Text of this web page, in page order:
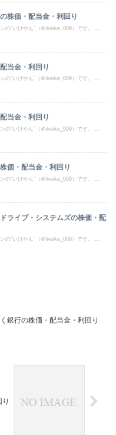
株価・配当金・利回り
の“いけやん”（＠ikeike_009）です。 ...
当金・利回り
の“いけやん”（＠ikeike_009）です。 ...
当金・利回り
の“いけやん”（＠ikeike_009）です。 ...
価・配当金・利回り
の“いけやん”（＠ikeike_009）です。 ...
ライブ・システムズの株価・配
の“いけやん”（＠ikeike_009）です。 ...
銀行の株価・配当金・利回り